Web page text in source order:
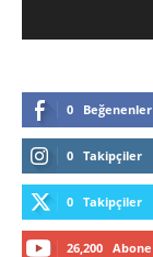
0 Beğenenler
0 Takipçiler
0 Takipçiler
26,200 Abone